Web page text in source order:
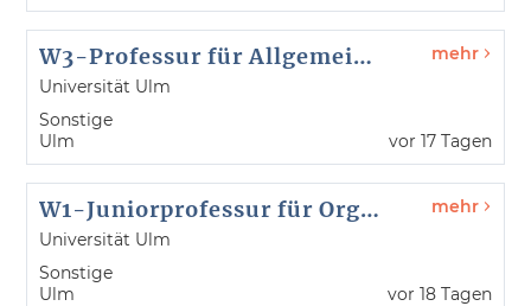
W3-Professur für Allgemeinmedizin - Referenz-Nr. 26115
Universität Ulm
Sonstige
Ulm
mehr
vor 17 Tagen
W1-Juniorprofessur für Organische Chemie (m/w/d) - mit Tenure Track -Referenz-Nr. 26112
Universität Ulm
Sonstige
Ulm
mehr
vor 18 Tagen